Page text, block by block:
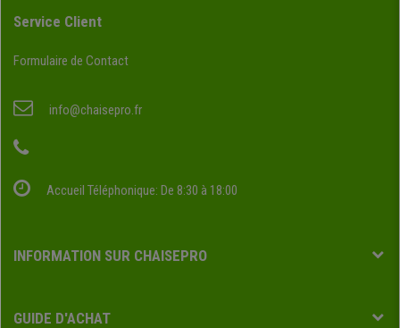
Service Client
Formulaire de Contact
info@chaisepro.fr
Accueil Téléphonique: De 8:30 à 18:00
INFORMATION SUR CHAISEPRO
GUIDE D'ACHAT